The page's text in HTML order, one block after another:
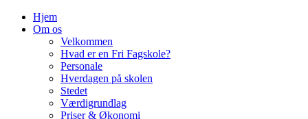
Hjem
Om os
Velkommen
Hvad er en Fri Fagskole?
Personale
Hverdagen på skolen
Stedet
Værdigrundlag
Priser & Økonomi